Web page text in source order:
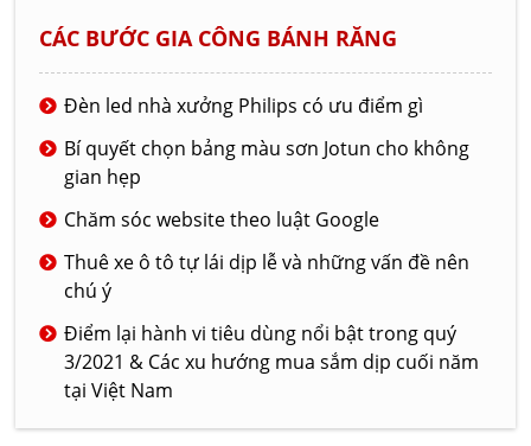
CÁC BƯỚC GIA CÔNG BÁNH RĂNG
Đèn led nhà xưởng Philips có ưu điểm gì
Bí quyết chọn bảng màu sơn Jotun cho không
gian hẹp
Chăm sóc website theo luật Google
Thuê xe ô tô tự lái dịp lễ và những vấn đề nên
chú ý
Điểm lại hành vi tiêu dùng nổi bật trong quý
3/2021 & Các xu hướng mua sắm dịp cuối năm
tại Việt Nam